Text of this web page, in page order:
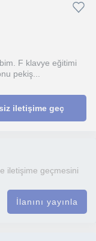
F klavye eğitimi
pekiş...
iletişime geç
iletişime geçmesini
İlanını yayınla